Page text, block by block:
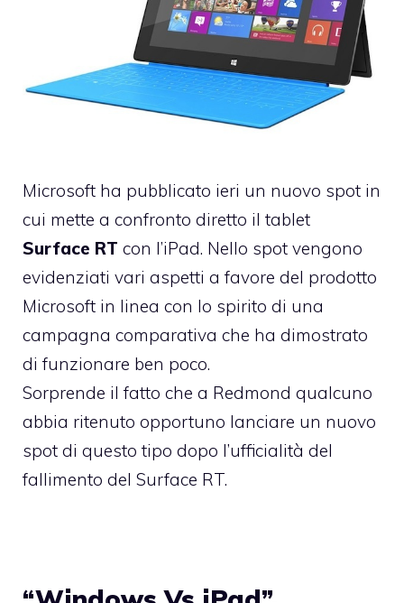
Microsoft ha pubblicato ieri un nuovo spot in
cui mette a confronto diretto il tablet
Surface RT con l’iPad. Nello spot vengono
evidenziati vari aspetti a favore del prodotto
Microsoft in linea con lo spirito di una
campagna comparativa che ha dimostrato
di funzionare ben poco.
Sorprende il fatto che a Redmond qualcuno
abbia ritenuto opportuno lanciare un nuovo
spot di questo tipo dopo l’ufficialità del
fallimento del Surface RT.